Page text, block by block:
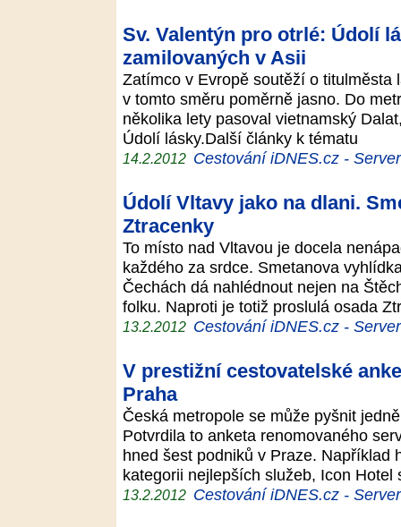
Sv. Valentýn pro otrlé: Údolí
zamilovaných v Asii
Zatímco v Evropě soutěží o
v tomto směru poměrně jasno. Do
několika lety pasoval vietnamský
Údolí lásky.Další články k tématu
14.2.2012 Cestování iDNES.cz -
Údolí Vltavy jako na dlani.
Ztracenky
To místo nad Vltavou je docela
každého za srdce. Smetanova
Čechách dá nahlédnout nejen na
folku. Naproti je totiž proslulá osada
13.2.2012 Cestování iDNES.cz -
V prestižní cestovatelské
Praha
Česká metropole se může pyšnit
Potvrdila to anketa renomovaného
hned šest podniků v Praze. Například
kategorii nejlepších služeb, Icon
13.2.2012 Cestování iDNES.cz -